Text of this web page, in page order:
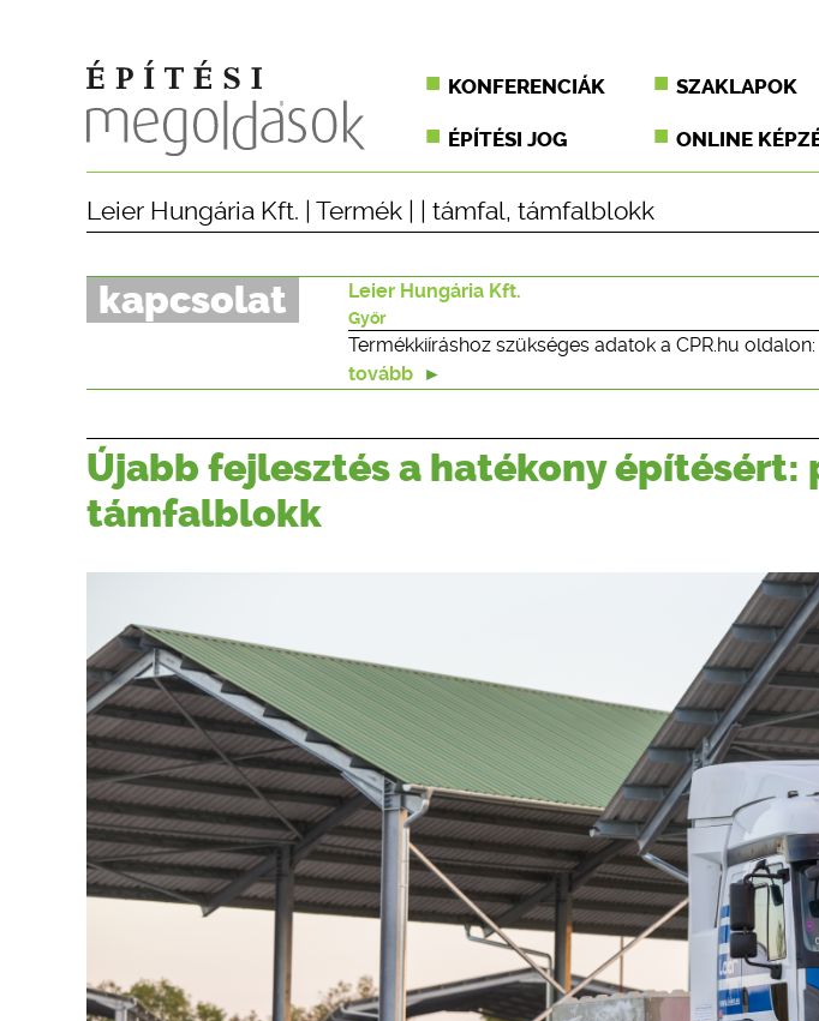
KONFERENCIÁK SZAKLAPOK
ÉPÍTÉSI JOG ONLINE
Leier Hungária Kft. Termék támfal, támfalblokk
kapcsolat Leier Hungária Kft.
Győr
Termékkiíráshoz szükséges adatok a CPR.hu oldalon:
tovább
Újabb fejlesztés a hatékony építésért:
támfalblokk